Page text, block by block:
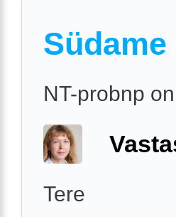
NT-probnp
Tere